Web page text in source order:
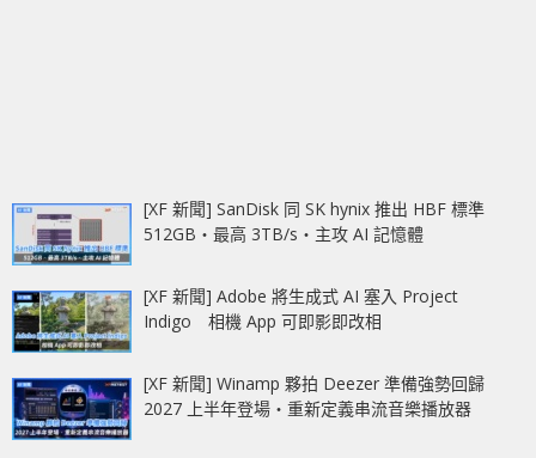
[XF 新聞] SanDisk 同 SK hynix 推出 HBF 標準
512GB‧最高 3TB/s‧主攻 AI 記憶體
[XF 新聞] Adobe 將生成式 AI 塞入 Project
Indigo 相機 App 可即影即改相
[XF 新聞] Winamp 夥拍 Deezer 準備強勢回歸
2027 上半年登場‧重新定義串流音樂播放器